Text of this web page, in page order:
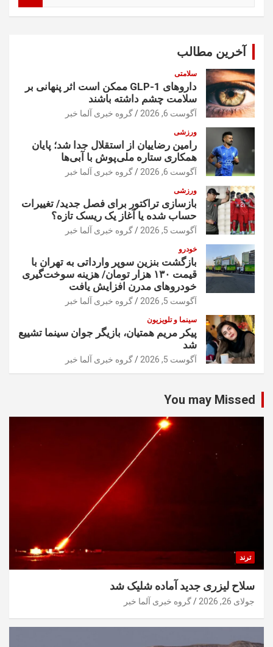
آخرین مطالب
سلامتی
داروهای GLP-1 ممکن است اثر پنهانی بر
سلامت چشم داشته باشند
آگوست 6, 2026 گروه خبری آلما خبر
ورزشی
رامین رضاییان از استقلال جدا شد؛ پایان
همکاری ستاره ملی‌پوش با آبی‌ها
آگوست 6, 2026 گروه خبری آلما خبر
ورزشی
بازسازی تراکتور برای فصل جدید/ تغییرات
حساب شده یا آغاز یک ریسک تازه؟
آگوست 5, 2026 گروه خبری آلما خبر
خودرو
بازگشت بنزین سوپر وارداتی به تهران با
قیمت ۱۳۰ هزار تومان/ هزینه سوخت‌گیری
خودرو‌های مدرن افزایش یافت
آگوست 5, 2026 گروه خبری آلما خبر
سینما و تلویزیون
پیکر مریم همتیان، بازیگر جوان سینما تشییع
شد
آگوست 5, 2026 گروه خبری آلما خبر
You may Missed
ترند
سلاح لیزری جدید آماده شلیک شد
جولای 26, 2026 گروه خبری آلما خبر